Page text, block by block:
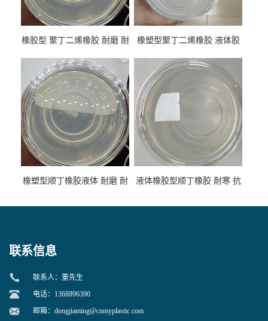
橡胶型 聚丁二烯橡胶 耐磨 耐
性
橡塑型聚丁二烯橡胶 液体胶
专用
橡塑型顺丁橡胶液体 耐磨 耐
液体橡胶型顺丁橡胶 耐寒 抗
联系信息
联系人：董先生
电话：1368896390
邮箱： dongjiaming@cnmyplastic.com